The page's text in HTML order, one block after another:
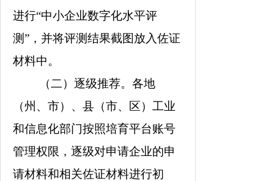
进行“中小企业数字化水平评
测” ，并将评测结果截图放入佐证
材料中。
（二）逐级推荐。 各地
（州、市）、县（市、区）工业
和信息化部门按照培育平台账号
管理权限，逐级对申请企业的申
请材料和相关佐证材料进行初